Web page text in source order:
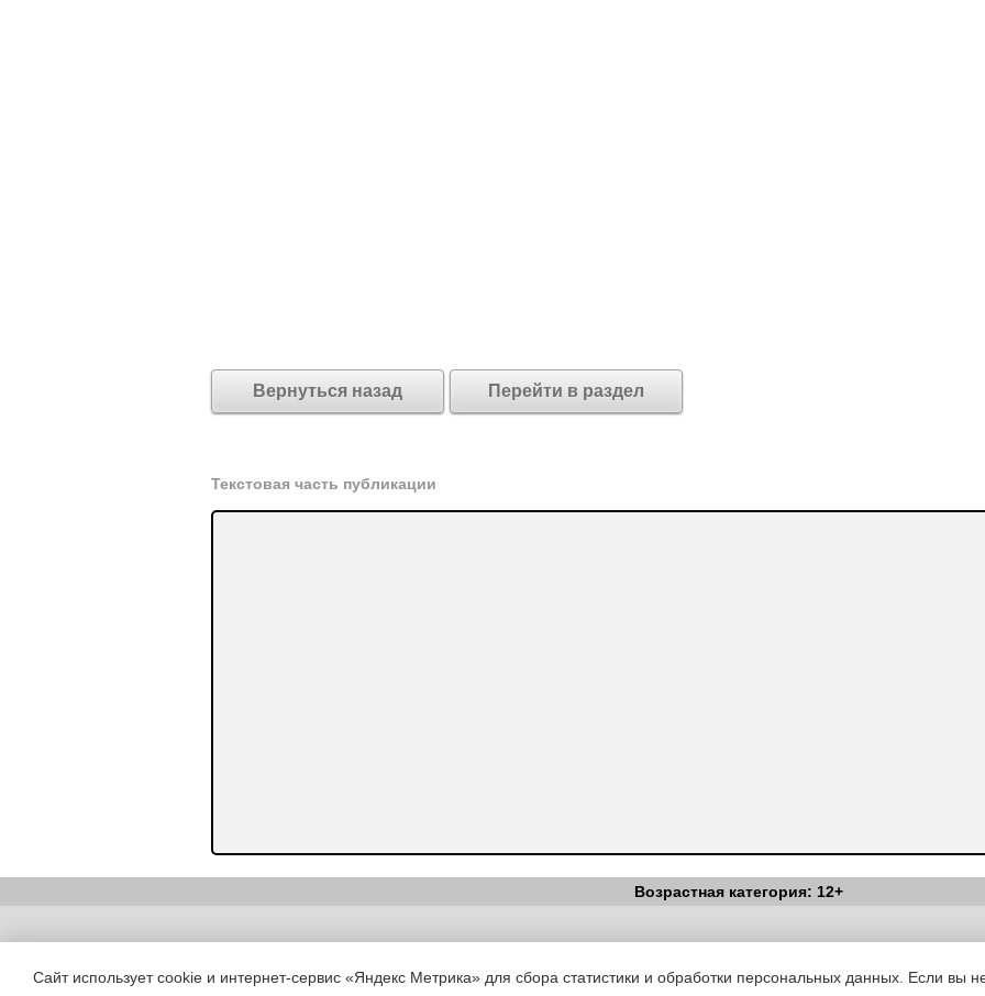
Вернуться назад Перейти в раздел
Текстовая часть публикации
Возрастная категория: 12+
Copyright (c) |Вестник Педагога|Об издании|Условия|Политика
Сайт использует cookie и интернет-сервис «Яндекс Метрика» для сбора статистики и обработки персональных данных. Если вы